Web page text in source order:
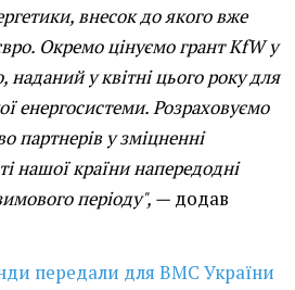
внесок до якого вже
Окремо цінуємо грант KfW у
наданий у квітні цього року для
енергосистеми. Розраховуємо
партнерів у зміцненні
нашої країни напередодні
періоду", — додав
передали для ВМС України